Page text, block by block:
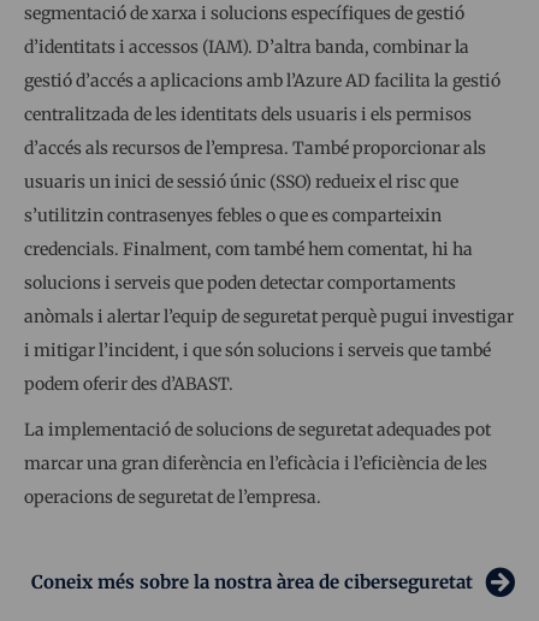
segmentació de xarxa i solucions específiques de gestió
d’identitats i accessos (IAM). D’altra banda, combinar la
gestió d’accés a aplicacions amb l’Azure AD facilita la gestió
centralitzada de les identitats dels usuaris i els permisos
d’accés als recursos de l’empresa. També proporcionar als
usuaris un inici de sessió únic (SSO) redueix el risc que
s’utilitzin contrasenyes febles o que es comparteixin
credencials. Finalment, com també hem comentat, hi ha
solucions i serveis que poden detectar comportaments
anòmals i alertar l’equip de seguretat perquè pugui investigar
i mitigar l’incident, i que són solucions i serveis que també
podem oferir des d’ABAST.
La implementació de solucions de seguretat adequades pot
marcar una gran diferència en l’eficàcia i l’eficiència de les
operacions de seguretat de l’empresa.
Coneix més sobre la nostra àrea de ciberseguretat